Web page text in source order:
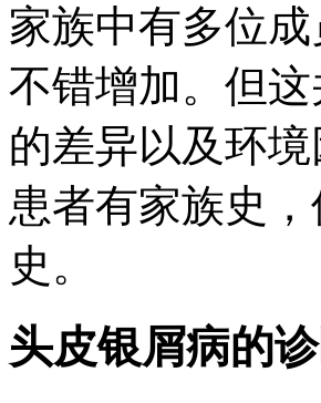
家族中有多位
不错增加。但
的差异以及环
患者有家族史
史。
头皮银屑病的